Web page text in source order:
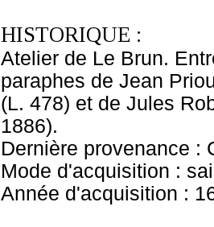
HISTORIQUE :
Atelier de Le Brun.
paraphes de Jean
(L. 478) et de Jules
1886).
Dernière provenance :
Mode d'acquisition :
Année d'acquisition :